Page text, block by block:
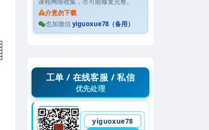
介意勿下载
也加微信yiguoxue78（备用）
工单 / 在线客服 / 私信
优先处理
yiguoxue78